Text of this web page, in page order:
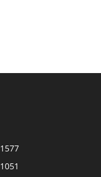
1577
1051